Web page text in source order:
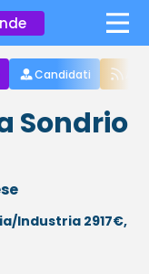
×
Candidati
Sondrio
Industria 2917€,